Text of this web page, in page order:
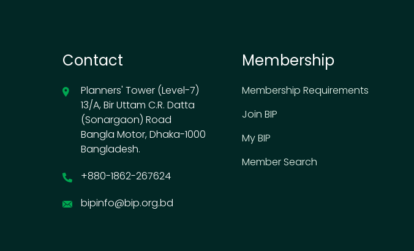
Contact
Planners' Tower (Level-7)
13/A, Bir Uttam C.R. Datta
(Sonargaon) Road
Bangla Motor, Dhaka-1000
Bangladesh.
+880-1862-267624
bipinfo@bip.org.bd
Membership
Membership Requirements
Join BIP
My BIP
Member Search